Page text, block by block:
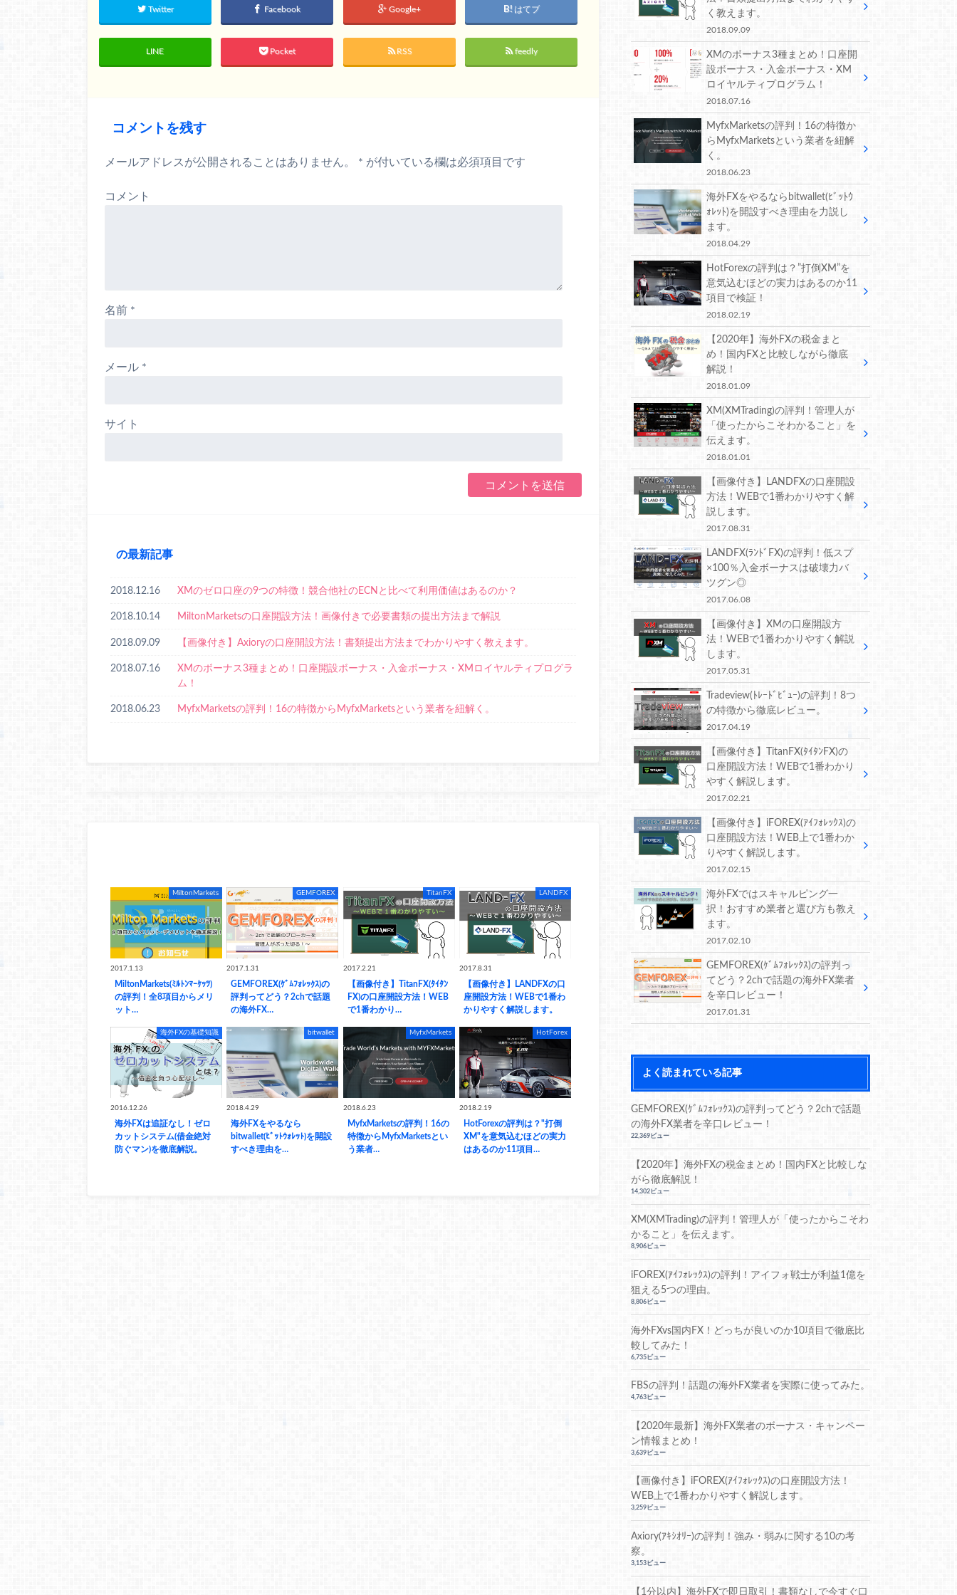
Twitter Facebook Google+ はてブ
LINE Pocket RSS feedly
コメントを残す
メールアドレスが公開されることはありません。 * が付いている欄は必須項目です
コメント
名前 *
メール *
サイト
の最新記事
2018.12.16 XMのゼロ口座の9つの特徴！競合他社のECNと比べて利用価値はあるのか？
2018.10.14 MiltonMarketsの口座開設方法！画像付きで必要書類の提出方法まで解説
2018.09.09 【画像付き】Axioryの口座開設方法！書類提出方法までわかりやすく教えます。
2018.07.16
XMのボーナス3種まとめ！口座開設ボーナス・入金ボーナス・XMロイヤルティプログラ
ム！
2018.06.23 MyfxMarketsの評判！16の特徴からMyfxMarketsという業者を紐解く。
MiltonMarkets
2017.1.13
MiltonMarkets(ﾐﾙﾄﾝﾏｰｹｯﾂ)
の評判！全8項目からメリ
ット…
GEMFOREX
2017.1.31
GEMFOREX(ｹﾞﾑﾌｫﾚｯｸｽ)の
評判ってどう？2chで話題
の海外FX…
TitanFX
2017.2.21
【画像付き】TitanFX(ﾀｲﾀﾝ
FX)の口座開設方法！WEB
で1番わかり…
LANDFX
2017.8.31
【画像付き】LANDFXの口
座開設方法！WEBで1番わ
かりやすく解説します。
海外FXの基礎知識
2016.12.26
海外FXは追証なし！ゼロ
カットシステム(借金絶対
防ぐマン)を徹底解説。
bitwallet
2018.4.29
海外FXをやるなら
bitwallet(ﾋﾞｯﾄｳｫﾚｯﾄ)を開設
すべき理由を…
MyfxMarkets
2018.6.23
MyfxMarketsの評判！16の
特徴からMyfxMarketsとい
う業者…
HotForex
2018.2.19
HotForexの評判は？"打倒
XM"を意気込むほどの実力
はあるのか11項目…
く教えます。
2018.09.09
XMのボーナス3種まとめ！口座開
設ボーナス・入金ボーナス・XM
ロイヤルティプログラム！
2018.07.16
MyfxMarketsの評判！16の特徴か
らMyfxMarketsという業者を紐解
く。
2018.06.23
海外FXをやるならbitwallet(ﾋﾞｯﾄｳ
ｫﾚｯﾄ)を開設すべき理由を力説し
ます。
2018.04.29
HotForexの評判は？”打倒XM”を
意気込むほどの実力はあるのか11
項目で検証！
2018.02.19
【2020年】海外FXの税金まと
め！国内FXと比較しながら徹底
解説！
2018.01.09
XM(XMTrading)の評判！管理人が
「使ったからこそわかること」を
伝えます。
2018.01.01
【画像付き】LANDFXの口座開設
方法！WEBで1番わかりやすく解
説します。
2017.08.31
LANDFX(ﾗﾝﾄﾞFX)の評判！低スプ
×100％入金ボーナスは破壊力バ
ツグン◎
2017.06.08
【画像付き】XMの口座開設方
法！WEBで1番わかりやすく解説
します。
2017.05.31
Tradeview(ﾄﾚｰﾄﾞﾋﾞｭｰ)の評判！8つ
の特徴から徹底レビュー。
2017.04.19
【画像付き】TitanFX(ﾀｲﾀﾝFX)の
口座開設方法！WEBで1番わかり
やすく解説します。
2017.02.21
【画像付き】iFOREX(ｱｲﾌｫﾚｯｸｽ)の
口座開設方法！WEB上で1番わか
りやすく解説します。
2017.02.15
海外FXではスキャルピング一
択！おすすめ業者と選び方も教え
ます。
2017.02.10
GEMFOREX(ｹﾞﾑﾌｫﾚｯｸｽ)の評判っ
てどう？2chで話題の海外FX業者
を辛口レビュー！
2017.01.31
よく読まれている記事
GEMFOREX(ｹﾞﾑﾌｫﾚｯｸｽ)の評判ってどう？2chで話題
の海外FX業者を辛口レビュー！
22,369ビュー
【2020年】海外FXの税金まとめ！国内FXと比較しな
がら徹底解説！
14,302ビュー
XM(XMTrading)の評判！管理人が「使ったからこそわ
かること」を伝えます。
8,906ビュー
iFOREX(ｱｲﾌｫﾚｯｸｽ)の評判！アイフォ戦士が利益1億を
狙える5つの理由。
8,806ビュー
海外FXvs国内FX！どっちが良いのか10項目で徹底比
較してみた！
6,735ビュー
FBSの評判！話題の海外FX業者を実際に使ってみた。
4,763ビュー
【2020年最新】海外FX業者のボーナス・キャンペー
ン情報まとめ！
3,639ビュー
【画像付き】iFOREX(ｱｲﾌｫﾚｯｸｽ)の口座開設方法！
WEB上で1番わかりやすく解説します。
3,259ビュー
Axiory(ｱｷｼｵﾘｰ)の評判！強み・弱みに関する10の考
察。
3,153ビュー
【1分以内】海外FXで即日取引！書類なしで今すぐ口